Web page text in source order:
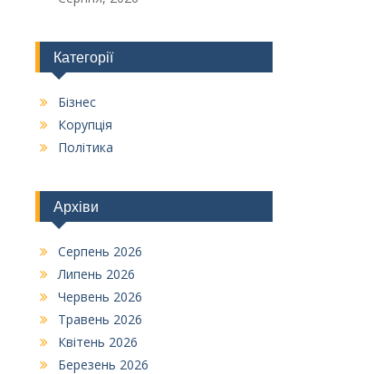
Категорії
Бізнес
Корупція
Політика
Архіви
Серпень 2026
Липень 2026
Червень 2026
Травень 2026
Квітень 2026
Березень 2026